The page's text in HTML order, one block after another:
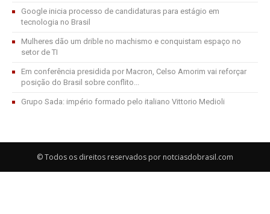
Google inicia processo de candidaturas para estágio em
tecnologia no Brasil
Mulheres dão um drible no machismo e conquistam espaço no
setor de TI
Em conferência presidida por Macron, Celso Amorim vai reforçar
posição do Brasil sobre conflito...
Grupo Sada: império formado pelo italiano Vittorio Medioli
© Todos os direitos reservados por notciasdobrasil.com